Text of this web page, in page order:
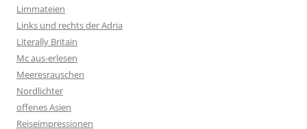
Limmateien
Links und rechts der Adria
Literally Britain
Mc aus-erlesen
Meeresrauschen
Nordlichter
offenes Asien
Reiseimpressionen